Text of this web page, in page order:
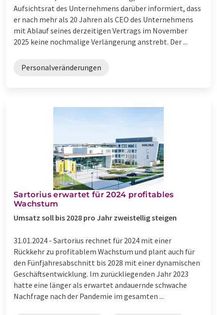
Aufsichtsrat des Unternehmens darüber informiert, dass
er nach mehr als 20 Jahren als CEO des Unternehmens
mit Ablauf seines derzeitigen Vertrags im November
2025 keine nochmalige Verlängerung anstrebt. Der ...
Personalveränderungen
Sartorius erwartet für 2024 profitables
Wachstum
Umsatz soll bis 2028 pro Jahr zweistellig steigen
31.01.2024 - Sartorius rechnet für 2024 mit einer
Rückkehr zu profitablem Wachstum und plant auch für
den Fünfjahresabschnitt bis 2028 mit einer dynamischen
Geschäftsentwicklung. Im zurückliegenden Jahr 2023
hatte eine länger als erwartet andauernde schwache
Nachfrage nach der Pandemie im gesamten ...